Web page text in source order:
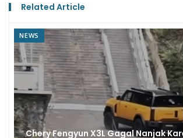
Related Article
NEWS